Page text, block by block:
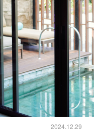
2024.12.29